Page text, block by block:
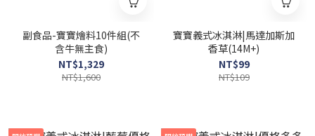
副食品-寶寶燴料10件組(不
含牛無主食)
NT$1,329
NT$1,600
寶寶義式冰淇淋|馬達加斯加
香草(14M+)
NT$99
NT$109